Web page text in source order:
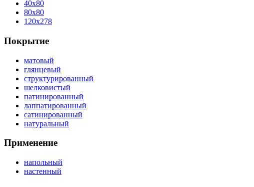
40x80
80x80
120x278
Покрытие
матовый
глянцевый
структурированный
шелковистый
патинированный
лаппатированный
сатинированный
натуральный
Применение
напольный
настенный